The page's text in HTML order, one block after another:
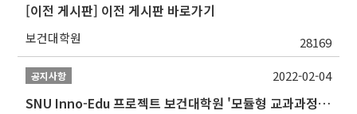
[이전 게시판] 이전 게시판 바로가기
보건대학원 28169
공지사항
SNU Inno-Edu 프로젝트 보건대학원 '모듈형 교과과정' 안내(revised 2022/2/28)
2022-02-04